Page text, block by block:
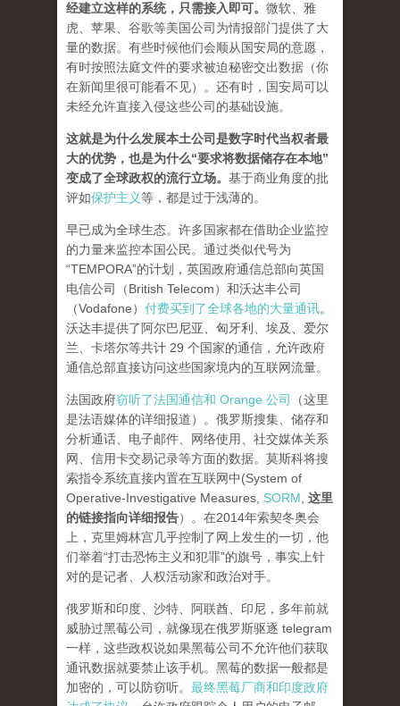
经建立这样的系统，只需接入即可。 微软、雅
虎、苹果、谷歌等美国公司为情报部门提供了大
量的数据。有些时候他们会顺从国安局的意愿，
有时按照法庭文件的要求被迫秘密交出数据（你
在新闻里很可能看不见）。还有时，国安局可以
未经允许直接入侵这些公司的基础设施。
这就是为什么发展本土公司是数字时代当权者最
大的优势，也是为什么“要求将数据储存在本地”
变成了全球政权的流行立场。 基于商业角度的批
评如保护主义等，都是过于浅薄的。
早已成为全球生态。许多国家都在借助企业监控
的力量来监控本国公民。通过类似代号为
“TEMPORA”的计划，英国政府通信总部向英国
电信公司（British Telecom）和沃达丰公司
（Vodafone） 付费买到了全球各地的大量通讯。
沃达丰提供了阿尔巴尼亚、匈牙利、埃及、爱尔
兰、卡塔尔等共计 29 个国家的通信，允许政府
通信总部直接访问这些国家境内的互联网流量。
法国政府窃听了法国通信和 Orange 公司
（这里
是法语媒体的详细报道）。俄罗斯搜集、储存和
分析通话、电子邮件、网络使用、社交媒体关系
网、信用卡交易记录等方面的数据。莫斯科将搜
索指令系统直接内置在互联网中(System of
Operative-Investigative Measures, SORM 这里
的链接指向详细报告）。在2014年索契冬奥会
上，克里姆林宫几乎控制了网上发生的一切，他
们举着“打击恐怖主义和犯罪”的旗号，事实上针
对的是记者、人权活动家和政治对手。
俄罗斯和印度、沙特、阿联酋、印尼，多年前就
威胁过黑莓公司，就像现在俄罗斯驱逐 telegram
一样，这些政权说如果黑莓公司不允许他们获取
通讯数据就要禁止该手机。黑莓的数据一般都是
加密的，可以防窃听。 最终黑莓厂商和印度政府